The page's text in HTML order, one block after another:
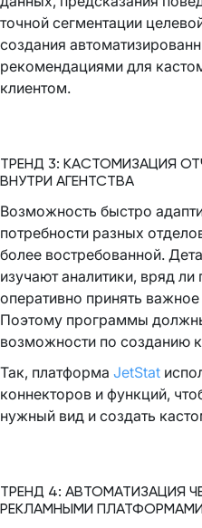
точной сегментации
создания
рекомендациями для
клиентом.
ТРЕНД 3: КАСТОМИЗАЦИЯ
ВНУТРИ АГЕНТСТВА
Возможность быстро
потребности разных
более востребованной.
изучают аналитики, вряд
оперативно принять
Поэтому программы
возможности по созданию
Так, платформа JetStat
коннекторов и функций,
нужный вид и создать
ТРЕНД 4: АВТОМАТИЗАЦИЯ
РЕКЛАМНЫМИ